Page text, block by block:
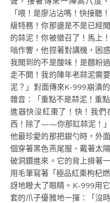
「喂！是廖沾沾嗎！快接聽
級特務！你那邊是不是已經
的蒜泥！你被徵召了！馬上
嗡作響，他捏著對講機，困
我聞到的不是酸味！是麵粉
走不開！我的陳年老蒜泥需
泥？」對面傳來K-999崩潰
雜音：「重點不是蒜泥！重
進器快沒紅棗了！快！我
西！除了——你那缸蒜泥！
他最珍愛的那把銀勺時，外
個穿著黑色燕尾服、戴著太
破洞鑽進來。它的背上揹著
用毛筆寫著「極品紅棗枸
訝地瞪大了眼睛。K-999用
套的爪子優雅地一揮：「沒